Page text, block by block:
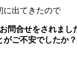
に出てきたので
問合せをされまし
ご不安でしたか？